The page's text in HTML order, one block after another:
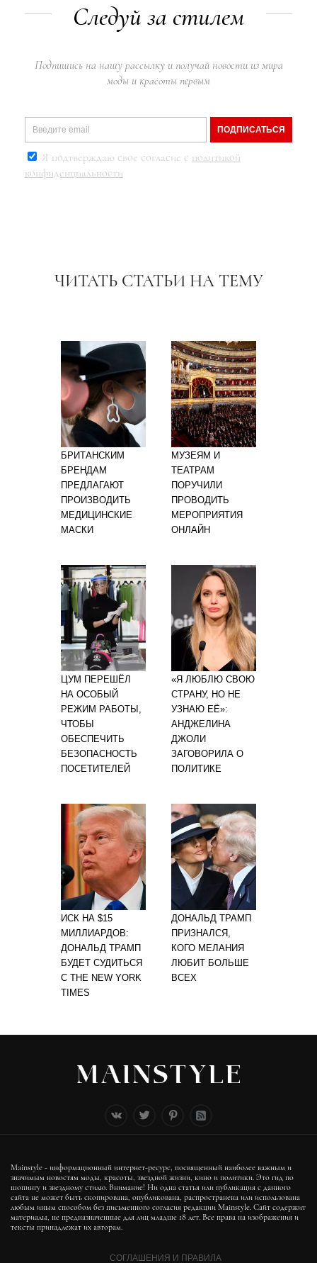
Следуй за стилем
Подпишись на нашу рассылку и получай новости из мира
моды и красоты первым
ПОДПИСАТЬСЯ
Я подтверждаю свое согласие с политикой
конфиденциальности
ЧИТАТЬ СТАТЬИ НА ТЕМУ
БРИТАНСКИМ
БРЕНДАМ
ПРЕДЛАГАЮТ
ПРОИЗВОДИТЬ
МЕДИЦИНСКИЕ
МАСКИ
МУЗЕЯМ И
ТЕАТРАМ
ПОРУЧИЛИ
ПРОВОДИТЬ
МЕРОПРИЯТИЯ
ОНЛАЙН
ЦУМ ПЕРЕШЁЛ
НА ОСОБЫЙ
РЕЖИМ РАБОТЫ,
ЧТОБЫ
ОБЕСПЕЧИТЬ
БЕЗОПАСНОСТЬ
ПОСЕТИТЕЛЕЙ
«Я ЛЮБЛЮ СВОЮ
СТРАНУ, НО НЕ
УЗНАЮ ЕЁ»:
АНДЖЕЛИНА
ДЖОЛИ
ЗАГОВОРИЛА О
ПОЛИТИКЕ
ИСК НА $15
МИЛЛИАРДОВ:
ДОНАЛЬД ТРАМП
БУДЕТ СУДИТЬСЯ
С THE NEW YORK
TIMES
ДОНАЛЬД ТРАМП
ПРИЗНАЛСЯ,
КОГО МЕЛАНИЯ
ЛЮБИТ БОЛЬШЕ
ВСЕХ
Mainstyle - информационный интернет-ресурс, посвященный наиболее важным и
значимым новостям моды, красоты, звездной жизни, кино и политики. Это гид по
шопингу и звездному стилю. Внимание! Ни одна статья или публикация с данного
сайта не может быть скопирована, опубликована, распространена или использована
любым иным способом без письменного согласия редакции Mainstyle. Сайт содержит
материалы, не предназначенные для лиц младше 18 лет. Все права на изображения и
тексты принадлежат их авторам.
СОГЛАШЕНИЯ И ПРАВИЛА